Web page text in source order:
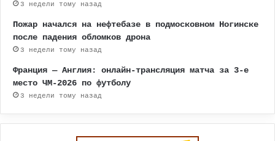
3 недели тому назад
Пожар начался на нефтебазе в подмосковном Ногинске
после падения обломков дрона
3 недели тому назад
Франция — Англия: онлайн-трансляция матча за 3-е
место ЧМ-2026 по футболу
3 недели тому назад